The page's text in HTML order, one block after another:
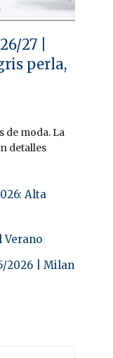
27 |
perla,
de moda. La
detalles
Alta
Verano
2026 | Milan